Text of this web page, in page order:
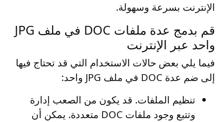
الإنترنت بسرعة وسهولة.
قم بدمج عدة ملفات DOC في ملف JPG
واحد عبر الإنترنت
فيما يلي بعض حالات الاستخدام التي قد تحتاج فيها
إلى ضم عدة DOC في ملف JPG واحد:
تنظيم الملفات. قد يكون من الصعب إدارة
وتتبع وجود ملفات DOC متعددة. يمكن أن